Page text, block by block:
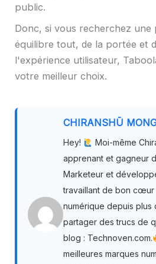
public.
Donc, si vous recherchez une
équilibre tout, de la portée et
l'expérience utilisateur,
votre meilleur choix.
CHIRANSHŪ
Hey!
Moi-même
apprenant et gagneur
Marketeur et
travaillant de bon cœur
numérique depuis plus
partager des trucs de
blog : Technoven.com.
meilleures marques